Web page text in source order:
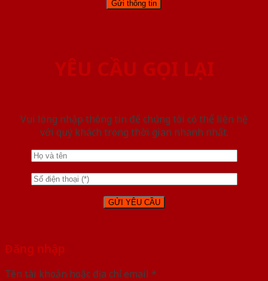
YÊU CẦU GỌI LẠI
Vui lòng nhập thông tin để chúng tôi có thể liên hệ
với quý khách trong thời gian nhanh nhất.
Đăng nhập
Tên tài khoản hoặc địa chỉ email *